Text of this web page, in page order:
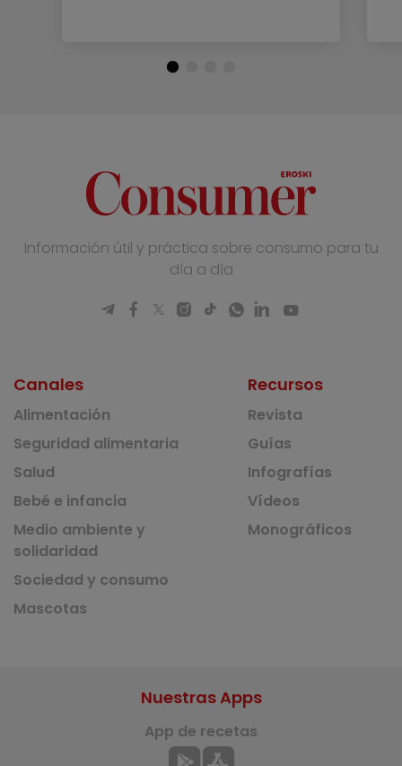
Información útil y práctica sobre consumo para tu
día a día
Canales
Alimentación
Seguridad alimentaria
Salud
Bebé e infancia
Medio ambiente y
solidaridad
Sociedad y consumo
Mascotas
Recursos
Revista
Guías
Infografías
Vídeos
Monográficos
Nuestras Apps
App de recetas